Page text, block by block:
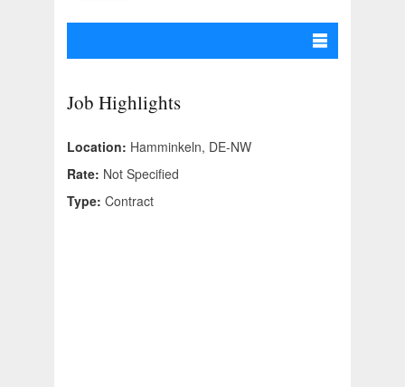
Job Highlights
Location: Hamminkeln, DE-NW
Rate: Not Specified
Type: Contract